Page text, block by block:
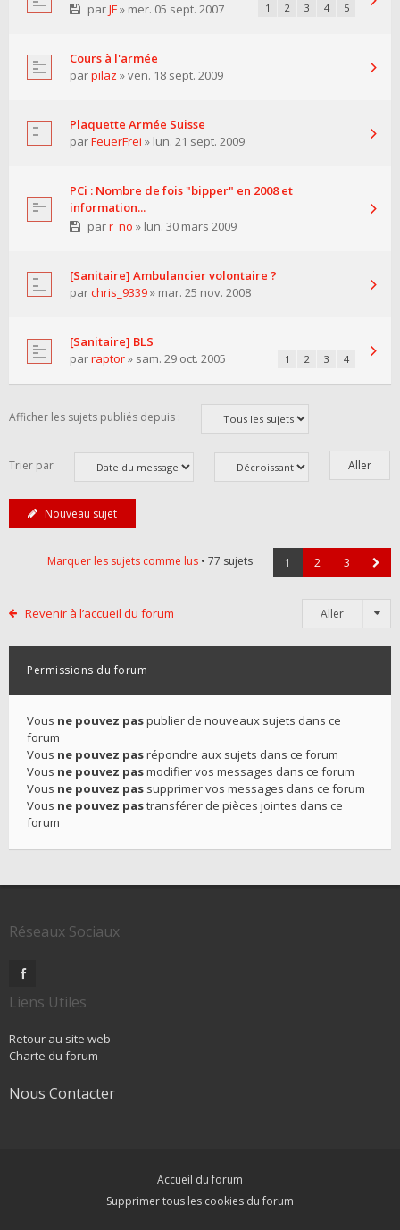
parJF» mer. 05 sept. 2007 1 2 3 4 5
Cours à l'armée
parpilaz » ven. 18 sept. 2009
Plaquette Armée Suisse
parFeuerFrei » lun. 21 sept. 2009
PCi : Nombre de fois "bipper" en 2008 et
information...
parr_no » lun. 30 mars 2009
[Sanitaire] Ambulancier volontaire ?
parchris_9339» mar. 25 nov. 2008
[Sanitaire] BLS
parraptor» sam. 29 oct. 2005 1 2 3 4
Afficher les sujets publiés depuis :
Trier par
Nouveau sujet
Marquer les sujets comme lus • 77 sujets 1 2 3
Revenir à l’accueil du forum Aller
Permissions du forum
Vous ne pouvez paspublier de nouveaux sujets dans ce
forum
Vous ne pouvez pasrépondre aux sujets dans ce forum
Vous ne pouvez pasmodifier vos messages dans ce forum
Vous ne pouvez pas supprimer vos messages dans ce forum
Vous ne pouvez pastransférer de pièces jointes dans ce
forum
Réseaux Sociaux
Liens Utiles
Retour au site web
Charte du forum
Nous Contacter
Accueil du forum
Supprimer tous les cookies du forum